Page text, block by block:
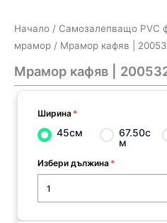
Начало / Самозалепващо PVC
мрамор / Мрамор кафяв |
Мрамор кафяв |
Ширина *
45см
67.50с
м
Избери дължина *